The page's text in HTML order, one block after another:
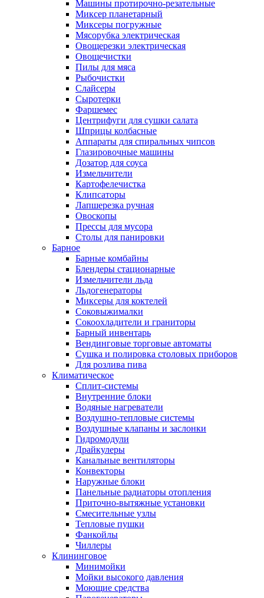
Машины протирочно-резательные
Миксер планетарный
Миксеры погружные
Мясорубка электрическая
Овощерезки электрическая
Овощечистки
Пилы для мяса
Рыбочистки
Слайсеры
Сыротерки
Фаршемес
Центрифуги для сушки салата
Шприцы колбасные
Аппараты для спиральных чипсов
Глазировочные машины
Дозатор для соуса
Измельчители
Картофелечистка
Клипсаторы
Лапшерезка ручная
Овоскопы
Прессы для мусора
Столы для панировки
Барное
Барные комбайны
Блендеры стационарные
Измельчители льда
Льдогенераторы
Миксеры для коктелей
Соковыжималки
Сокоохладители и граниторы
Барный инвентарь
Вендинговые торговые автоматы
Сушка и полировка столовых приборов
Для розлива пива
Климатическое
Сплит-системы
Внутренние блоки
Водяные нагреватели
Воздушно-тепловые системы
Воздушные клапаны и заслонки
Гидромодули
Драйкулеры
Канальные вентиляторы
Конвекторы
Наружные блоки
Панельные радиаторы отопления
Приточно-вытяжные установки
Смесительные узлы
Тепловые пушки
Фанкойлы
Чиллеры
Клининговое
Минимойки
Мойки высокого давления
Моющие средства